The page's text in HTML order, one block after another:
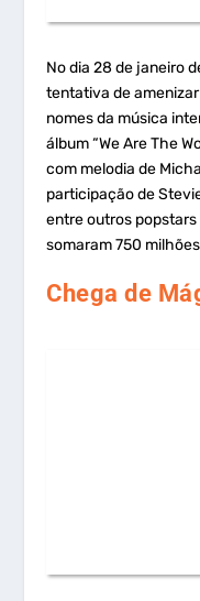
No dia 28 de janeiro
tentativa de
nomes da música
álbum “We Are The
com melodia de
participação de
entre outros
somaram 750
Chega de